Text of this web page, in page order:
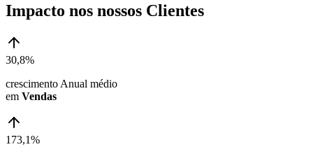
Impacto nos nossos Clientes
30,8%
crescimento Anual médio
em Vendas
173,1%